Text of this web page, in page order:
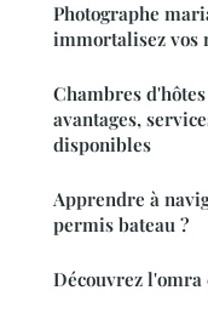
Photographe
immortalisez vos
Chambres
avantages,
disponibles
Apprendre à
permis bateau ?
Découvrez l'omra